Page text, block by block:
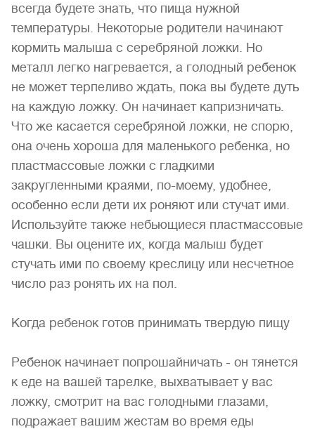
всегда будете знать, что пища нужной
температуры. Некоторые родители начинают
кормить малыша с серебряной ложки. Но
металл легко нагревается, а голодный ребенок
не может терпеливо ждать, пока вы будете дуть
на каждую ложку. Он начинает капризничать.
Что же касается серебряной ложки, не спорю,
она очень хороша для маленького ребенка, но
пластмассовые ложки с гладкими
закругленными краями, по-моему, удобнее,
особенно если дети их роняют или стучат ими.
Используйте также небьющиеся пластмассовые
чашки. Вы оцените их, когда малыш будет
стучать ими по своему креслицу или несчетное
число раз ронять их на пол.
Когда ребенок готов принимать твердую пищу
Ребенок начинает попрошайничать - он тянется
к еде на вашей тарелке, выхватывает у вас
ложку, смотрит на вас голодными глазами,
подражает вашим жестам во время еды